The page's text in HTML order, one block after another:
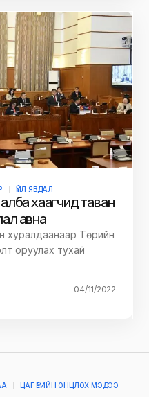
ҮЙЛ ЯВДАЛ
хаагчид таван
авна
хуралдаанаар Төрийн
оруулах тухай
04/11/2022
ЦАГ ҮЕИЙН ОНЦЛОХ МЭДЭЭ